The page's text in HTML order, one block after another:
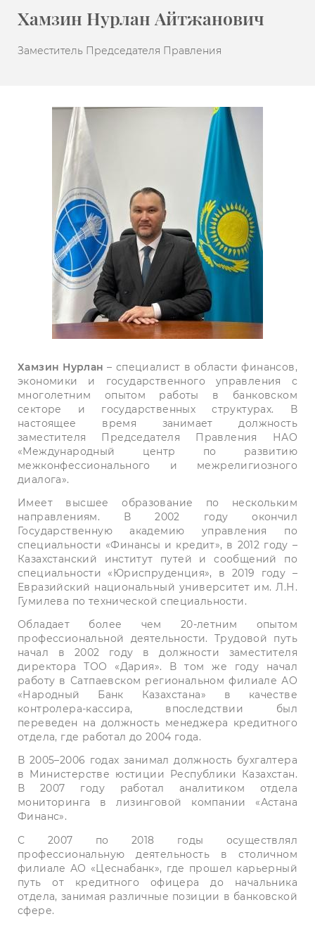
Хамзин Нурлан Айтжанович
Заместитель Председателя Правления
Хамзин Нурлан– специалист в области финансов,
экономики и государственного управления с
многолетним опытом работы в банковском
секторе и государственных структурах. В
настоящее время занимает должность
заместителя Председателя Правления НАО
«Международный центр по развитию
межконфессионального и межрелигиозного
диалога».
Имеет высшее образование по нескольким
направлениям. В 2002 году окончил
Государственную академию управления по
специальности «Финансы и кредит», в 2012 году –
Казахстанский институт путей и сообщений по
специальности «Юриспруденция», в 2019 году –
Евразийский национальный университет им. Л.Н.
Гумилева по технической специальности.
Обладает более чем 20-летним опытом
профессиональной деятельности. Трудовой путь
начал в 2002 году в должности заместителя
директора ТОО «Дария». В том же году начал
работу в Сатпаевском региональном филиале АО
«Народный Банк Казахстана» в качестве
контролера-кассира, впоследствии был
переведен на должность менеджера кредитного
отдела, где работал до 2004 года.
В 2005–2006 годах занимал должность бухгалтера
в Министерстве юстиции Республики Казахстан.
В 2007 году работал аналитиком отдела
мониторинга в лизинговой компании «Астана
Финанс».
С 2007 по 2018 годы осуществлял
профессиональную деятельность в столичном
филиале АО «Цеснабанк», где прошел карьерный
путь от кредитного офицера до начальника
отдела, занимая различные позиции в банковской
сфере.